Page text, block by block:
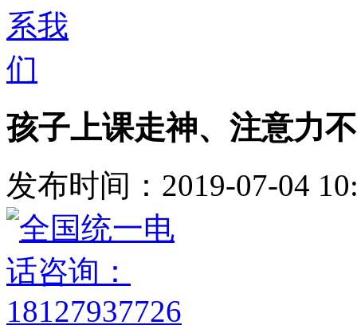
孩子上课走神、注意力
发布时间：2019-07-04